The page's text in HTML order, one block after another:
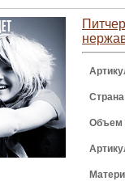
Объем